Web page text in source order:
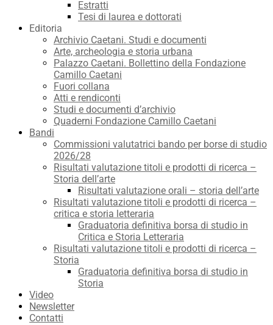
Estratti
Tesi di laurea e dottorati
Editoria
Archivio Caetani. Studi e documenti
Arte, archeologia e storia urbana
Palazzo Caetani. Bollettino della Fondazione
Camillo Caetani
Fuori collana
Atti e rendiconti
Studi e documenti d’archivio
Quaderni Fondazione Camillo Caetani
Bandi
Commissioni valutatrici bando per borse di studio
2026/28
Risultati valutazione titoli e prodotti di ricerca –
Storia dell’arte
Risultati valutazione orali – storia dell’arte
Risultati valutazione titoli e prodotti di ricerca –
critica e storia letteraria
Graduatoria definitiva borsa di studio in
Critica e Storia Letteraria
Risultati valutazione titoli e prodotti di ricerca –
Storia
Graduatoria definitiva borsa di studio in
Storia
Video
Newsletter
Contatti